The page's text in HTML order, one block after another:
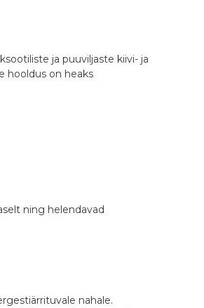
ja puuviljaste kiivi- ja
hooldus on heaks
ning helendavad
nahale.